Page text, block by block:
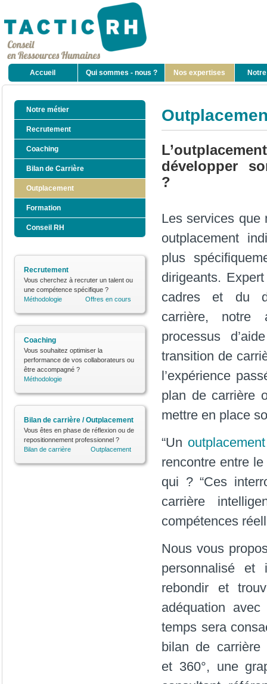
développer
?
Les services que
outplacement
plus
dirigeants.
cadres et du
carrière, notre
processus
transition de
l’expérience
plan de carrière
mettre en place
“Un outplacement
rencontre entre
qui ? “Ces
carrière
compétences
Nous vous
personnalisé et
rebondir et
adéquation
temps sera
bilan de
et 360°, une
Notre métier
Recrutement
Coaching
Bilan de Carrière
Outplacement
Formation
Conseil RH
Recrutement
Vous cherchez à recruter un talent ou
une compétence spécifique ?
Méthodologie
Offres en cours
Coaching
Vous souhaitez optimiser la
performance de vos collaborateurs ou
être accompagné ?
Méthodologie
Bilan de carrière / Outplacement
Vous êtes en phase de réflexion ou de
repositionnement professionnel ?
Bilan de carrière
Outplacement
Accueil Qui sommes - nous ? Nos expertises